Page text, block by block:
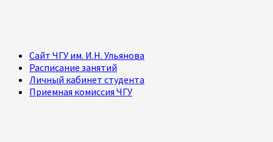
Сайт ЧГУ им. И.Н. Ульянова
Расписание занятий
Личный кабинет студента
Приемная комиссия ЧГУ